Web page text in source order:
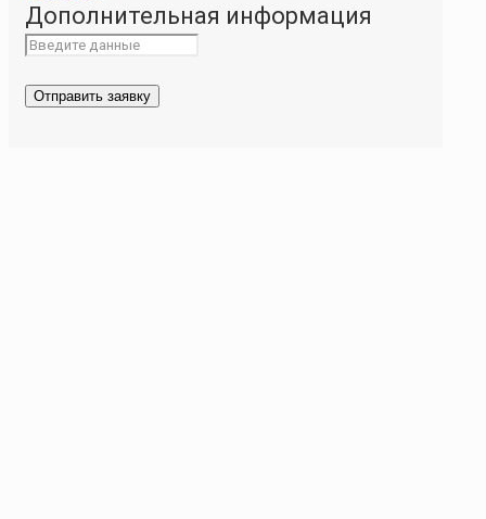
Please
enter
characters
Дополнительная информация